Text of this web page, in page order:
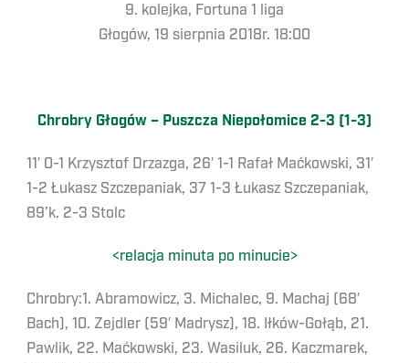
9. kolejka, Fortuna 1 liga
Głogów, 19 sierpnia 2018r. 18:00
Chrobry Głogów – Puszcza Niepołomice 2-3 (1-3)
11′ 0-1 Krzysztof Drzazga, 26′ 1-1 Rafał Maćkowski, 31′
1-2 Łukasz Szczepaniak, 37 1-3 Łukasz Szczepaniak,
89’k. 2-3 Stolc
<relacja minuta po minucie>
Chrobry:1. Abramowicz, 3. Michalec, 9. Machaj (68′
Bach), 10. Zejdler (59′ Madrysz), 18. Iłków-Gołąb, 21.
Pawlik, 22. Maćkowski, 23. Wasiluk, 26. Kaczmarek,